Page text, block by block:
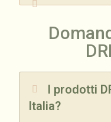
I prodotti
Italia?